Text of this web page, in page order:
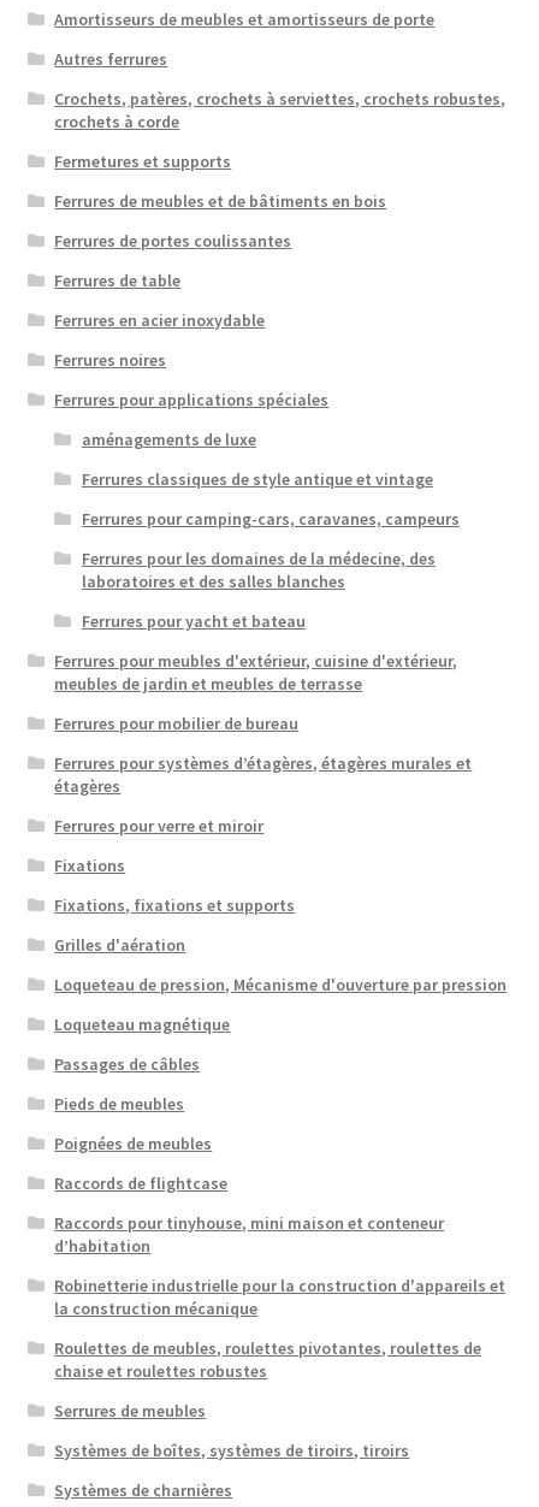
Amortisseurs de meubles et amortisseurs de porte
Autres ferrures
Crochets, patères, crochets à serviettes, crochets robustes,
crochets à corde
Fermetures et supports
Ferrures de meubles et de bâtiments en bois
Ferrures de portes coulissantes
Ferrures de table
Ferrures en acier inoxydable
Ferrures noires
Ferrures pour applications spéciales
aménagements de luxe
Ferrures classiques de style antique et vintage
Ferrures pour camping-cars, caravanes, campeurs
Ferrures pour les domaines de la médecine, des
laboratoires et des salles blanches
Ferrures pour yacht et bateau
Ferrures pour meubles d'extérieur, cuisine d'extérieur,
meubles de jardin et meubles de terrasse
Ferrures pour mobilier de bureau
Ferrures pour systèmes d’étagères, étagères murales et
étagères
Ferrures pour verre et miroir
Fixations
Fixations, fixations et supports
Grilles d'aération
Loqueteau de pression, Mécanisme d'ouverture par pression
Loqueteau magnétique
Passages de câbles
Pieds de meubles
Poignées de meubles
Raccords de flightcase
Raccords pour tinyhouse, mini maison et conteneur
d’habitation
Robinetterie industrielle pour la construction d'appareils et
la construction mécanique
Roulettes de meubles, roulettes pivotantes, roulettes de
chaise et roulettes robustes
Serrures de meubles
Systèmes de boîtes, systèmes de tiroirs, tiroirs
Systèmes de charnières